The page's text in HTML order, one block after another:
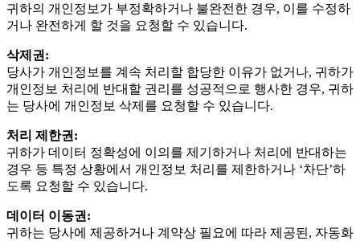
귀하의 개인정보가 부정확하거나 불완전한 경우, 이를 수정하
거나 완전하게 할 것을 요청할 수 있습니다.
삭제권:
당사가 개인정보를 계속 처리할 합당한 이유가 없거나, 귀하가
개인정보 처리에 반대할 권리를 성공적으로 행사한 경우, 귀하
는 당사에 개인정보 삭제를 요청할 수 있습니다.
처리 제한권:
귀하가 데이터 정확성에 이의를 제기하거나 처리에 반대하는
경우 등 특정 상황에서 개인정보 처리를 제한하거나 ‘차단’하
도록 요청할 수 있습니다.
데이터 이동권:
귀하는 당사에 제공하거나 계약상 필요에 따라 제공된, 자동화